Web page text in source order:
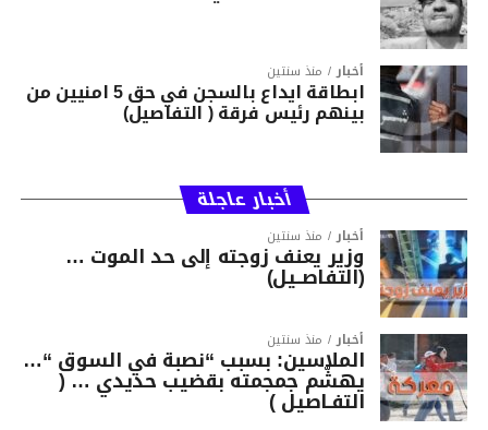
أخبار منذ سنتين
ابطاقة ايداع بالسجن في حق 5 امنيين من
بينهم رئيس فرقة ( التفاصيل)
أخبار عاجلة
أخبار منذ سنتين
وزير يعنف زوجته إلى حد الموت …
(التفاصــيل)
أخبار منذ سنتين
الملاسين: بسبب “نصبة في السوق “…
يهشّم جمجمته بقضيب حديدي … (
التفـاصيل )